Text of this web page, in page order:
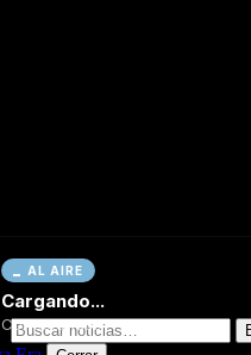
AL AIRE
Cargando...
Conectando...